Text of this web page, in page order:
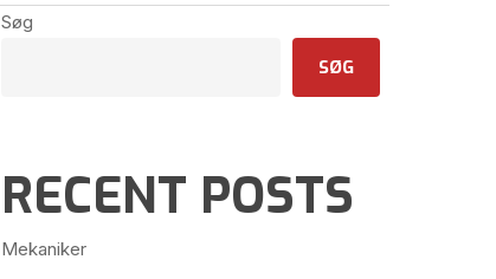
Søg
SØG
RECENT POSTS
Mekaniker